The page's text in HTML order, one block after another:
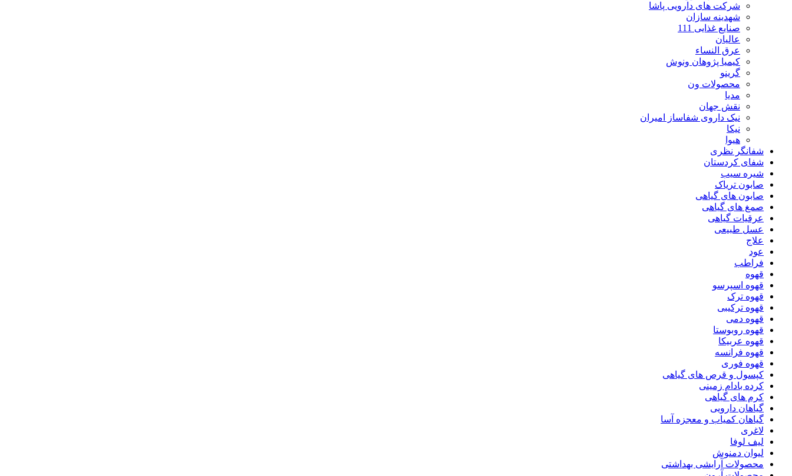
شرکت های دارویی پاشا
شهدینه سازان
صنایع غذایی 111
عالیان
عرق النساء
کیمیا پژوهان ونوش
گرینو
محصولات ون
مدیا
نقش جهان
نیک داروی شفاساز امیران
نیکا
هیوا
شفانگر نظری
شفای کردستان
شیره سیب
صابون تریاک
صابون های گیاهی
صمغ های گیاهی
عرقیات گیاهی
عسل طبیعی
علاج
عود
فراطب
قهوه
قهوه اسپرسو
قهوه ترک
قهوه ترکیبی
قهوه دمی
قهوه روبوستا
قهوه عربیکا
قهوه فرانسه
قهوه فوری
کپسول و قرص های گیاهی
کرده بادام زمینی
کرم های گیاهی
گیاهان دارویی
گیاهان کمیاب و معجزه آسا
لاغری
لیف لوفا
لیوان دمنوش
محصولات آرایشی بهداشتی